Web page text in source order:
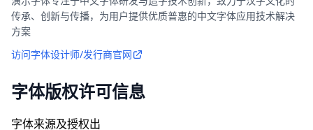
传承、创新与传播，为用户提供优质普惠的中文字体应用技术解决
方案
访问字体设计师/发行商官网
字体版权许可信息
字体来源及授权出